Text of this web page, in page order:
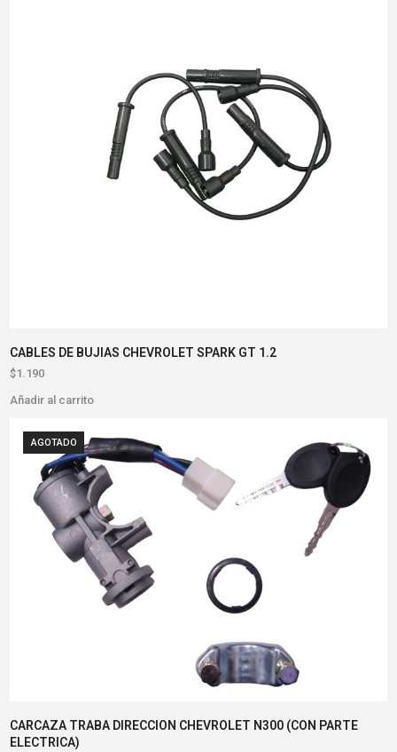
CABLES DE BUJIAS CHEVROLET SPARK GT 1.2
$1.190
Añadir al carrito
AGOTADO
CARCAZA TRABA DIRECCION CHEVROLET N300 (CON PARTE
ELECTRICA)